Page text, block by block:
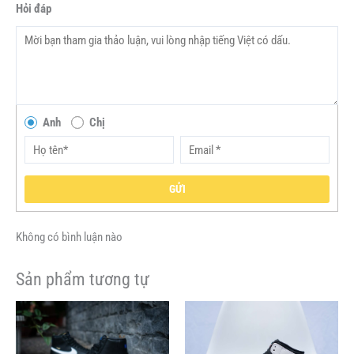
Hỏi đáp
Anh Chị
GỬI
Không có bình luận nào
Sản phẩm tương tự
Giá
gốc
là:
2,500,000VND.
Giá
hiện
tại
là:
Sản
phẩm
này
5,500,000VND.